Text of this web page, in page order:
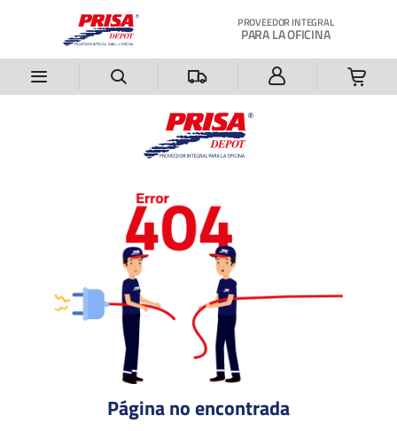
PROVEEDOR INTEGRAL
PARA LA OFICINA
Página no encontrada